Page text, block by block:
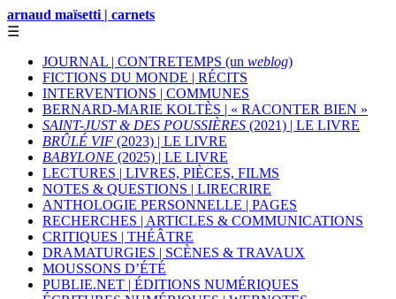
arnaud maïsetti | carnets
☰
JOURNAL | CONTRETEMPS (un weblog)
FICTIONS DU MONDE | RÉCITS
INTERVENTIONS | COMMUNES
BERNARD-MARIE KOLTÈS | « RACONTER BIEN »
SAINT-JUST & DES POUSSIÈRES (2021) | LE LIVRE
BRÛLÉ VIF (2023) | LE LIVRE
BABYLONE (2025) | LE LIVRE
LECTURES | LIVRES, PIÈCES, FILMS
NOTES & QUESTIONS | LIRECRIRE
ANTHOLOGIE PERSONNELLE | PAGES
RECHERCHES | ARTICLES & COMMUNICATIONS
CRITIQUES | THÉÂTRE
DRAMATURGIES | SCÈNES & TRAVAUX
MOUSSONS D’ÉTÉ
PUBLIE.NET | ÉDITIONS NUMÉRIQUES